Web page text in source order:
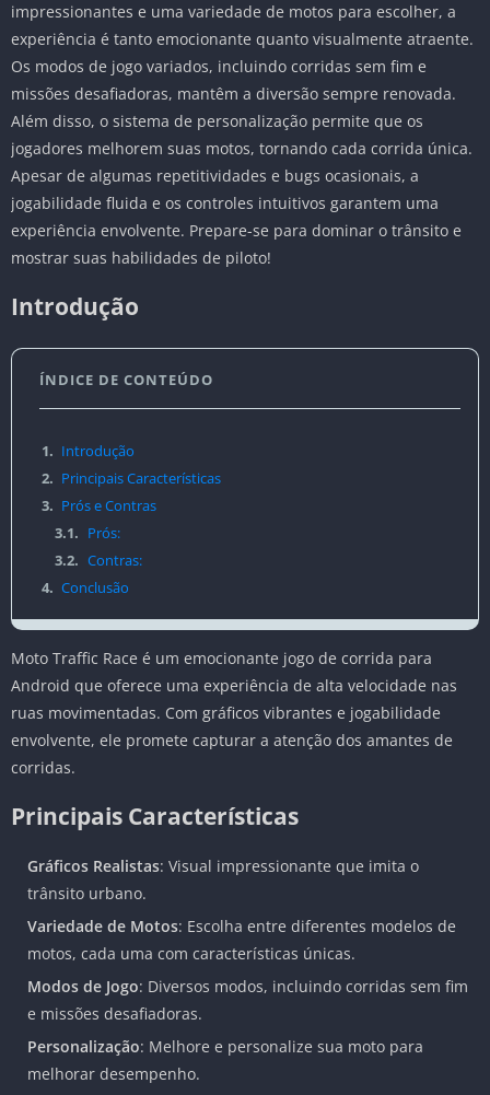
impressionantes e uma variedade de motos para escolher, a
experiência é tanto emocionante quanto visualmente atraente.
Os modos de jogo variados, incluindo corridas sem fim e
missões desafiadoras, mantêm a diversão sempre renovada.
Além disso, o sistema de personalização permite que os
jogadores melhorem suas motos, tornando cada corrida única.
Apesar de algumas repetitividades e bugs ocasionais, a
jogabilidade fluida e os controles intuitivos garantem uma
experiência envolvente. Prepare-se para dominar o trânsito e
mostrar suas habilidades de piloto!
Introdução
ÍNDICE DE CONTEÚDO
1. Introdução
2. Principais Características
3. Prós e Contras
3.1. Prós:
3.2. Contras:
4. Conclusão
Moto Traffic Race é um emocionante jogo de corrida para
Android que oferece uma experiência de alta velocidade nas
ruas movimentadas. Com gráficos vibrantes e jogabilidade
envolvente, ele promete capturar a atenção dos amantes de
corridas.
Principais Características
Gráficos Realistas: Visual impressionante que imita o
trânsito urbano.
Variedade de Motos: Escolha entre diferentes modelos de
motos, cada uma com características únicas.
Modos de Jogo: Diversos modos, incluindo corridas sem fim
e missões desafiadoras.
Personalização: Melhore e personalize sua moto para
melhorar desempenho.